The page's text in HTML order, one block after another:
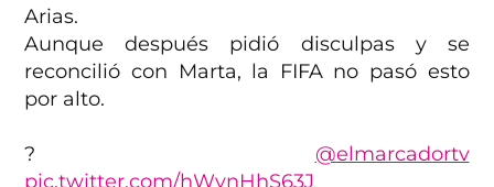
Arias.
Aunque después pidió disculpas y se
reconcilió con Marta, la FIFA no pasó esto
por alto.
? @elmarcadortv
pic.twitter.com/hWvnHhS63J